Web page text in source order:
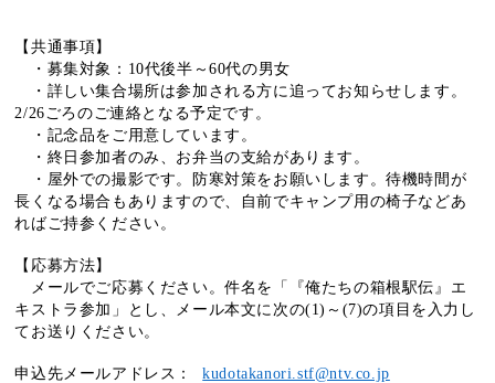
【共通事項】
・募集対象：10代後半～60代の男女
・詳しい集合場所は参加される方に追ってお知らせします。
2/26ごろのご連絡となる予定です 。
・記念品をご用意しています。
・終日参加者のみ、お弁当の支給があります。
・屋外での撮影です。防寒対策をお願いします。待機時間が
長くなる場合もありますので、自前でキャンプ用の椅子などあ
ればご持参ください。
【応募方法】
メールでご応募ください。件名を「『俺たちの箱根駅伝』エ
キストラ参加」とし、メール本文に次の(1)～(7)の項目を入力し
てお送りください。
申込先メールアドレス：kudotakanori.stf@ntv.co.jp